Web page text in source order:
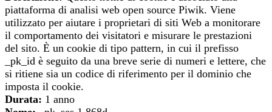
piattaforma di analisi web open source Piwik. Viene
utilizzato per aiutare i proprietari di siti Web a monitorare
il comportamento dei visitatori e misurare le prestazioni
del sito. È un cookie di tipo pattern, in cui il prefisso
_pk_id è seguito da una breve serie di numeri e lettere, che
si ritiene sia un codice di riferimento per il dominio che
imposta il cookie.
Durata: 1 anno